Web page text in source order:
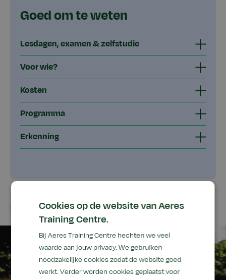
Goed om te weten
Lesdagen, examen & zelfstudie
Voor wie?
Kosten
Programma
Erkenning
LocatieCookies op de website van Aeres
Training Centre.
Bij Aeres Training Centre hechten we veel
waarde aan jouw privacy. We gebruiken
noodzakelijke cookies zodat de website goed
werkt. Verder worden cookies geplaatst voor